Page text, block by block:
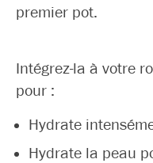
premier pot.
Intégrez-la à votre
pour :
Hydrate
Hydrate la peau